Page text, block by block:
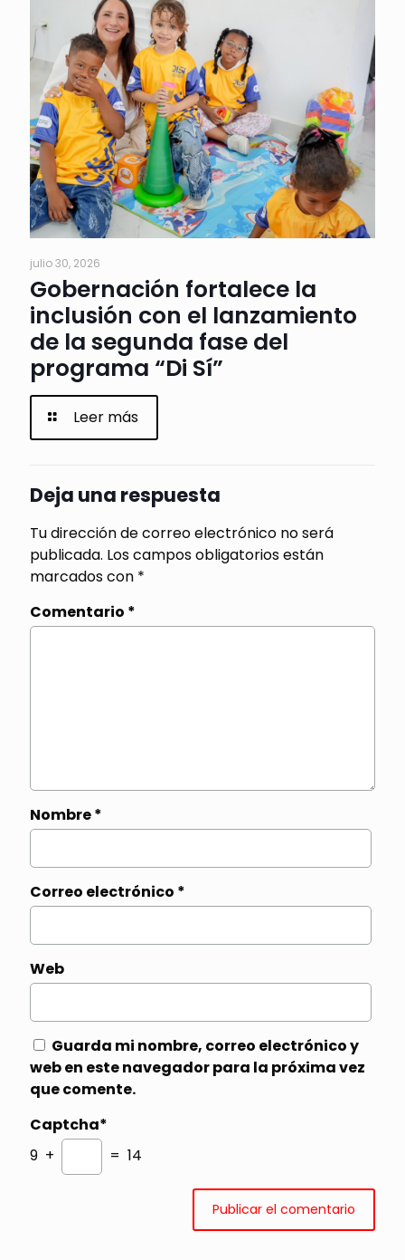
julio 30, 2026
Gobernación fortalece la
inclusión con el lanzamiento
de la segunda fase del
programa “Di Sí”
Leer más
Deja una respuesta
Tu dirección de correo electrónico no será
publicada. Los campos obligatorios están
marcados con *
Comentario *
Nombre*
Correo electrónico *
Web
Guarda mi nombre, correo electrónico y
web en este navegador para la próxima vez
que comente.
Captcha*
9 +
= 14